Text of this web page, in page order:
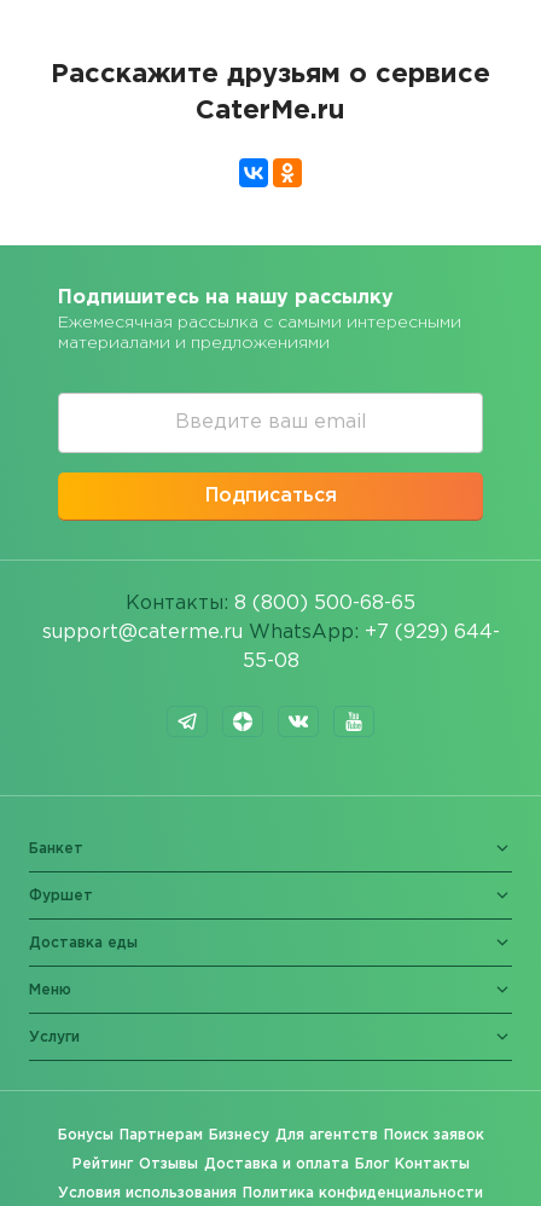
Расскажите друзьям о сервисе
CaterMe.ru
Подпишитесь на нашу рассылку
Ежемесячная рассылка с самыми интересными
материалами и предложениями
Подписаться
Контакты: 8 (800) 500-68-65
support@caterme.ru WhatsApp: +7 (929) 644-
55-08
Банкет
Фуршет
Доставка еды
Меню
Услуги
Бонусы Партнерам Бизнесу Для агентств Поиск заявок
Рейтинг Отзывы Доставка и оплата Блог Контакты
Условия использования Политика конфиденциальности